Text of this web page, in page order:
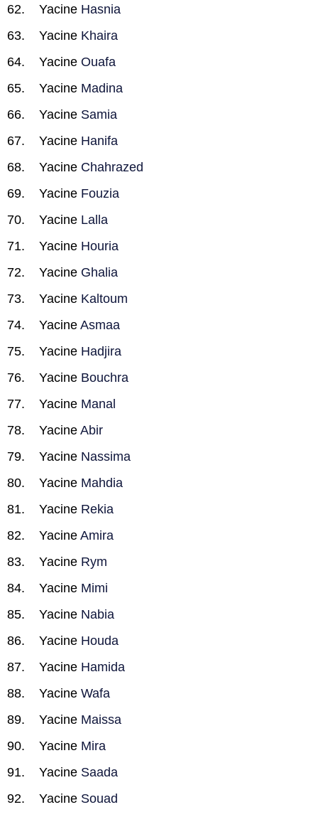
Yacine Hasnia
Yacine Khaira
Yacine Ouafa
Yacine Madina
Yacine Samia
Yacine Hanifa
Yacine Chahrazed
Yacine Fouzia
Yacine Lalla
Yacine Houria
Yacine Ghalia
Yacine Kaltoum
Yacine Asmaa
Yacine Hadjira
Yacine Bouchra
Yacine Manal
Yacine Abir
Yacine Nassima
Yacine Mahdia
Yacine Rekia
Yacine Amira
Yacine Rym
Yacine Mimi
Yacine Nabia
Yacine Houda
Yacine Hamida
Yacine Wafa
Yacine Maissa
Yacine Mira
Yacine Saada
Yacine Souad